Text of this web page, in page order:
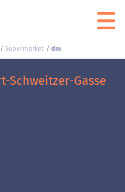
Supermarket dm
Schweitzer-Gasse